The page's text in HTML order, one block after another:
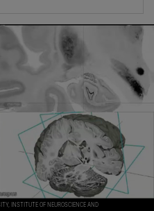
INSTITUTE OF NEUROSCIENCE AND